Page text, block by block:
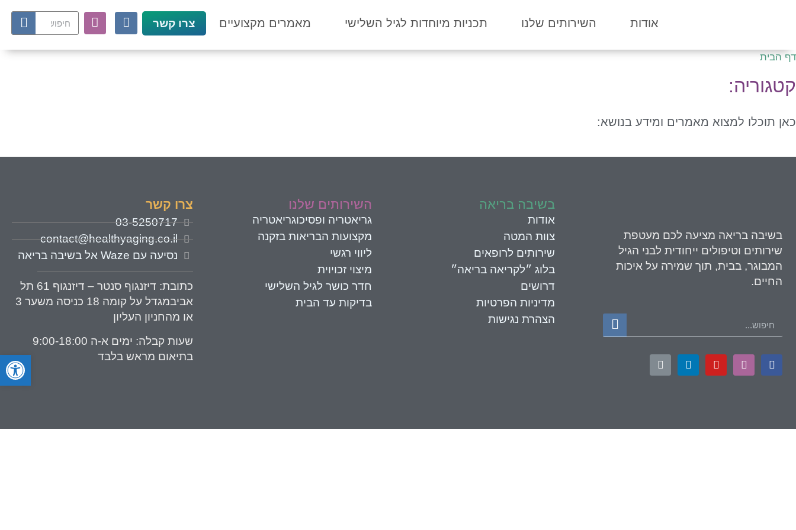
אודות השירותים שלנו תכניות מיוחדות לגיל השלישי מאמרים מקצועיים צרו קשר
דף הבית
קטגוריה:
כאן תוכלו למצוא מאמרים ומידע בנושא:
בשיבה בריאה מציעה לכם מעטפת
שירותים וטיפולים ייחודית לבני הגיל
המבוגר, בבית, תוך שמירה על איכות
החיים.
בשיבה בריאה
אודות
צוות המטה
שירותים לרופאים
בלוג ״לקריאה בריאה״
דרושים
מדיניות הפרטיות
הצהרת נגישות
השירותים שלנו
גריאטריה ופסיכוגריאטריה
מקצועות הבריאות בזקנה
ליווי רגשי
מיצוי זכויוית
חדר כושר לגיל השלישי
בדיקות עד הבית
צרו קשר
03-5250717
contact@healthyaging.co.il
נסיעה עם Waze אל בשיבה בריאה
כתובת
: דיזנגוף סנטר – דיזנגוף 61 תל
אביבמגדל על קומה 18 כניסה משער 3
או מהחניון העליון
שעות קבלה:
ימים א-ה 9:00-18:00
בתיאום מראש בלבד
פתח